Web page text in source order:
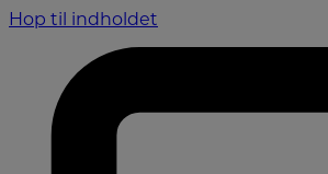
Hop til indholdet